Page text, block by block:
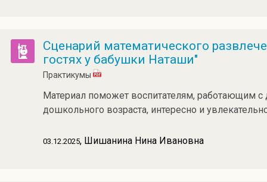
Сценарий математического
гостях у бабушки Наташи"
Практикумы
Материал поможет воспитателям, работающим
дошкольного возраста, интересно и
03.12.2025, Шишанина Нина Ивановна